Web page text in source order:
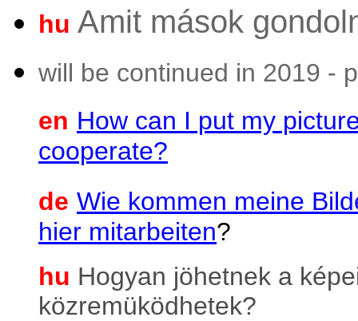
hu Amit mások
will be continued in 2019 -
en How can I put my
cooperate?
de Wie kommen meine
hier mitarbeiten?
hu Hogyan jöhetnek a
közremüködhetek?